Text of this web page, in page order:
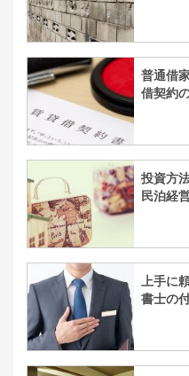
普通借
借契約
投資方
民泊経
上手に
書士の